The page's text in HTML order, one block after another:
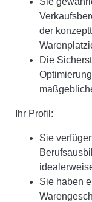
der
Die
Ihr Profil:
Sie
Sie haben